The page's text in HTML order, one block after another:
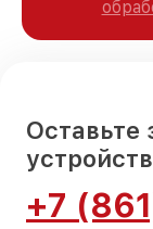
Оставьте
+7